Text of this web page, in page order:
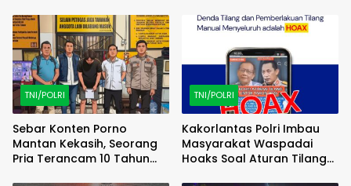
(FAMTRIP) Overland
TNI/POLRI
Sebar Konten Porno
Mantan Kekasih, Seorang
Pria Terancam 10 Tahun
TNI/POLRI
Kakorlantas Polri Imbau
Masyarakat Waspadai
Hoaks Soal Aturan Tilang